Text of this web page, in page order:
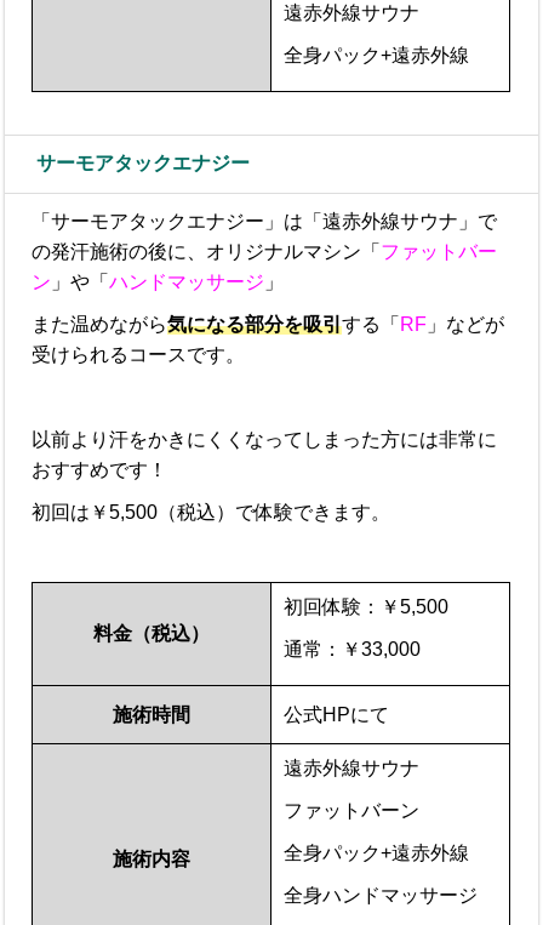
遠赤外線サウナ
全身パック+遠赤外線
サーモアタックエナジー
「サーモアタックエナジー」は「遠赤外線サウナ」で
の発汗施術の後に、オリジナルマシン「 ファットバー
ン 」や「ハンドマッサージ 」
また温めながら気になる部分を吸引する「 RF 」などが
受けられるコースです。
以前より汗をかきにくくなってしまった方には非常に
おすすめです！
初回は￥5,500（税込）で体験できます。
料金（税込）
初回体験：￥5,500
通常：￥33,000
施術時間 公式HPにて
施術内容
遠赤外線サウナ
ファットバーン
全身パック+遠赤外線
全身ハンドマッサージ